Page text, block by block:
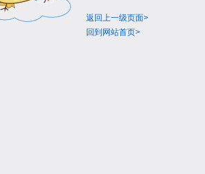
返回上一级页面>
回到网站首页>